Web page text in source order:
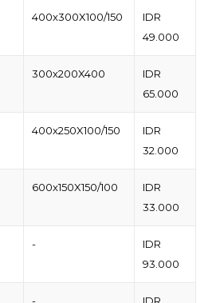
400x300X100/150
IDR
49.000
300x200X400
IDR
65.000
400x250X100/150
IDR
32.000
600x150X150/100
IDR
33.000
-
IDR
93.000